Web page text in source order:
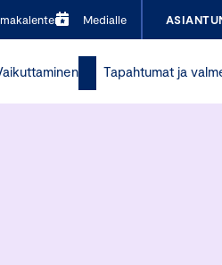
Medialle
Tapahtumat ja